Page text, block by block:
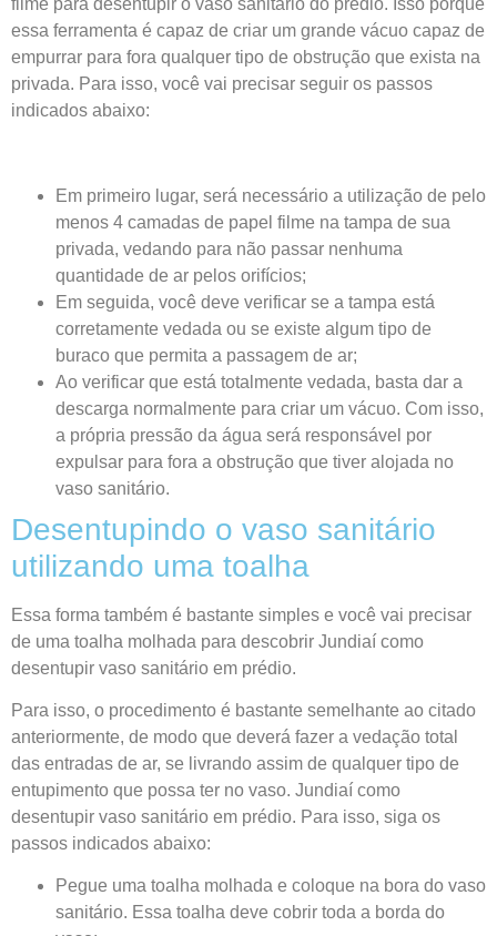
filme para desentupir o vaso sanitário do prédio. Isso porque
essa ferramenta é capaz de criar um grande vácuo capaz de
empurrar para fora qualquer tipo de obstrução que exista na
privada. Para isso, você vai precisar seguir os passos
indicados abaixo:
Em primeiro lugar, será necessário a utilização de pelo
menos 4 camadas de papel filme na tampa de sua
privada, vedando para não passar nenhuma
quantidade de ar pelos orifícios;
Em seguida, você deve verificar se a tampa está
corretamente vedada ou se existe algum tipo de
buraco que permita a passagem de ar;
Ao verificar que está totalmente vedada, basta dar a
descarga normalmente para criar um vácuo. Com isso,
a própria pressão da água será responsável por
expulsar para fora a obstrução que tiver alojada no
vaso sanitário.
Desentupindo o vaso sanitário
utilizando uma toalha
Essa forma também é bastante simples e você vai precisar
de uma toalha molhada para descobrir Jundiaí como
desentupir vaso sanitário em prédio.
Para isso, o procedimento é bastante semelhante ao citado
anteriormente, de modo que deverá fazer a vedação total
das entradas de ar, se livrando assim de qualquer tipo de
entupimento que possa ter no vaso. Jundiaí como
desentupir vaso sanitário em prédio. Para isso, siga os
passos indicados abaixo:
Pegue uma toalha molhada e coloque na bora do vaso
sanitário. Essa toalha deve cobrir toda a borda do